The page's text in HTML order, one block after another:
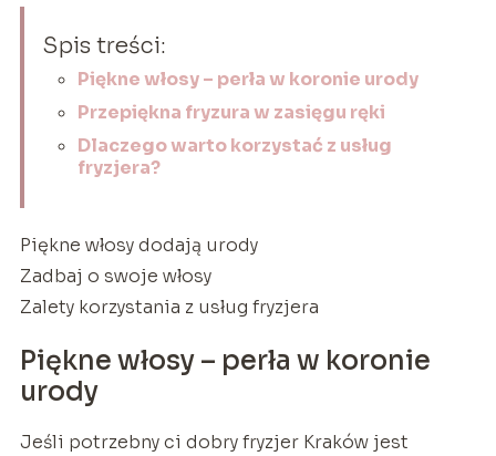
Spis treści:
Piękne włosy – perła w koronie urody
Przepiękna fryzura w zasięgu ręki
Dlaczego warto korzystać z usług
fryzjera?
Piękne włosy dodają urody
Zadbaj o swoje włosy
Zalety korzystania z usług fryzjera
Piękne włosy – perła w koronie
urody
Jeśli potrzebny ci dobry fryzjer Kraków jest